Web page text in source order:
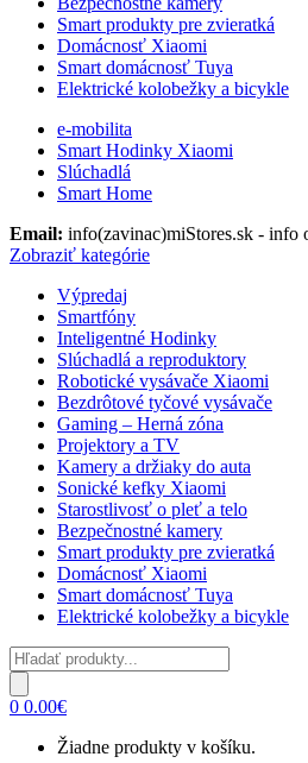
Smart produkty pre zvieratká
Domácnosť Xiaomi
Smart domácnosť Tuya
Elektrické kolobežky a bicykle
e-mobilita
Smart Hodinky Xiaomi
Slúchadlá
Smart Home
Email: info(zavinac)miStores.sk - info
Zobraziť kategórie
Výpredaj
Smartfóny
Inteligentné Hodinky
Slúchadlá a reproduktory
Robotické vysávače Xiaomi
Bezdrôtové tyčové vysávače
Gaming – Herná zóna
Projektory a TV
Kamery a držiaky do auta
Sonické kefky Xiaomi
Starostlivosť o pleť a telo
Bezpečnostné kamery
Smart produkty pre zvieratká
Domácnosť Xiaomi
Smart domácnosť Tuya
Elektrické kolobežky a bicykle
Products
search
0 0.00€
Žiadne produkty v košíku.